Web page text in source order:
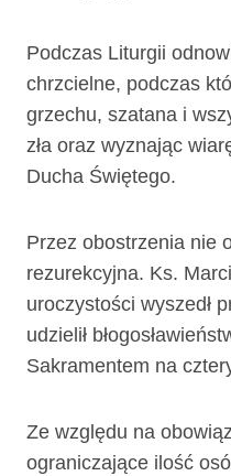
Podczas Liturgii
chrzcielne, podczas
grzechu, szatana i
zła oraz wyznając
Ducha Świętego.
Przez obostrzenia nie
rezurekcyjna. Ks.
uroczystości wyszedł
udzielił
Sakramentem na
Ze względu na
ograniczające ilość